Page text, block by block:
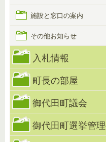
施設と窓口の案内
その他お知らせ
入札情報
町長の部屋
御代田町議会
御代田町選挙管